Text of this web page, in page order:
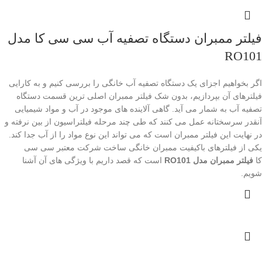
فیلتر ممبران دستگاه تصفیه آب سی سی کا مدل
RO101
اگر بخواهیم اجزای یک دستگاه تصفیه آب خانگی را بررسی کنیم و به کارایی
فیلترهای آن بپردازیم، بدون شک فیلتر ممبران اصلی ترین قسمت دستگاه
تصفیه آب به شمار می آید. گاهی آلاینده های موجود در آب و مواد شیمیایی
آنقدر سرسختانه عمل می کنند که طی چند مرحله فیلتراسیون از بین نرفته و
در نهایت این فیلتر ممبران است که می تواند این نوع مواد را از آب جدا کند.
یکی از فیلترهای باکیفیت ممبران خانگی ساخت شرکت معتبر سی سی
کا فیلتر ممبران مدل RO101
است که قصد داریم با ویژگی های آن آشنا
شویم.